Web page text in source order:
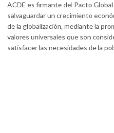
ACDE es firmante del Pacto
salvaguardar un crecimiento
de la globalización, mediante la
valores universales que son
satisfacer las necesidades de la